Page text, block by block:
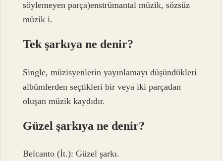
söylemeyen parça)enstrümantal müzik, sözsüz
müzik i.
Tek şarkıya ne denir?
Single, müzisyenlerin yayınlamayı düşündükleri
albümlerden seçtikleri bir veya iki parçadan
oluşan müzik kaydıdır.
Güzel şarkıya ne denir?
Belcanto (İt.): Güzel şarkı.